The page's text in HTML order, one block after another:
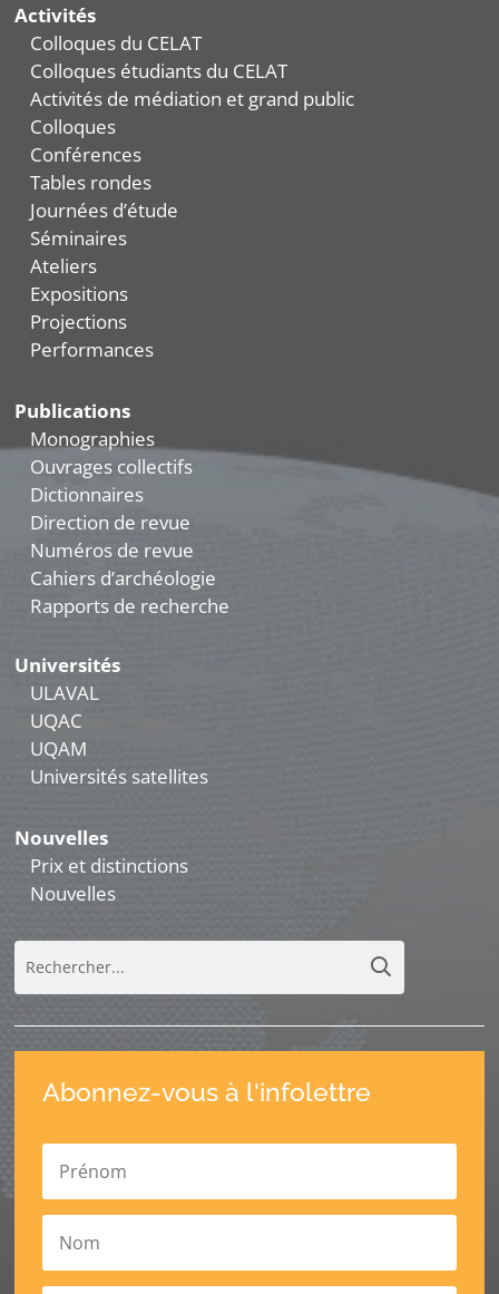
Activités
Colloques du CELAT
Colloques étudiants du CELAT
Activités de médiation et grand public
Colloques
Conférences
Tables rondes
Journées d’étude
Séminaires
Ateliers
Expositions
Projections
Performances
Publications
Monographies
Ouvrages collectifs
Dictionnaires
Direction de revue
Numéros de revue
Cahiers d’archéologie
Rapports de recherche
Universités
ULAVAL
UQAC
UQAM
Universités satellites
Nouvelles
Prix et distinctions
Nouvelles
Abonnez-vous à l'infolettre